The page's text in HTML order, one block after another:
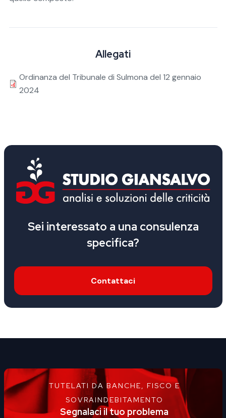
Allegati
Ordinanza del Tribunale di Sulmona del 12 gennaio
2024
Sei interessato a una consulenza
specifica?
Contattaci
TUTELATI DA BANCHE, FISCO E
SOVRAINDEBITAMENTO
Segnalaci il tuo problema